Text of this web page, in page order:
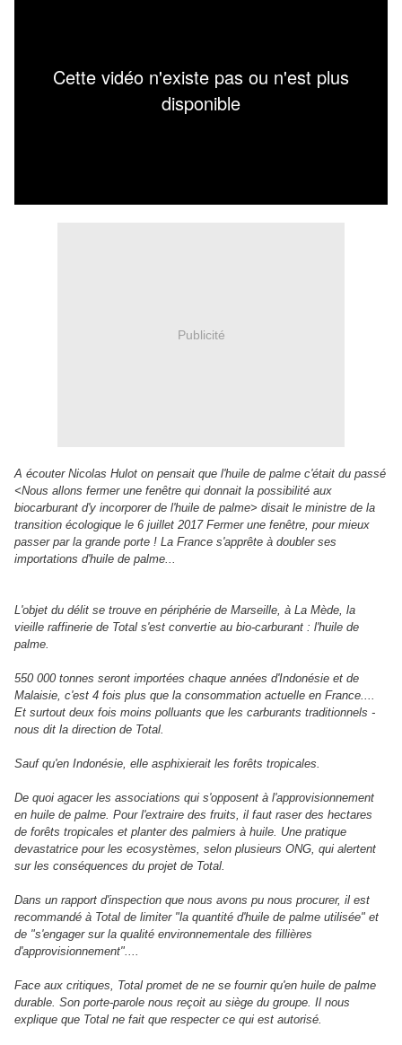
Publicité
A écouter Nicolas Hulot on pensait que l'huile de palme c'était du passé
<Nous allons fermer une fenêtre qui donnait la possibilité aux
biocarburant d'y incorporer de l'huile de palme> disait le ministre de la
transition écologique le 6 juillet 2017 Fermer une fenêtre, pour mieux
passer par la grande porte ! La France s'apprête à doubler ses
importations d'huile de palme...
L'objet du délit se trouve en périphérie de Marseille, à La Mède, la
vieille raffinerie de Total s'est convertie au bio-carburant : l'huile de
palme.
550 000 tonnes seront importées chaque années d'Indonésie et de
Malaisie, c'est 4 fois plus que la consommation actuelle en France....
Et surtout deux fois moins polluants que les carburants traditionnels -
nous dit la direction de Total.
Sauf qu'en Indonésie, elle asphixierait les forêts tropicales.
De quoi agacer les associations qui s'opposent à l'approvisionnement
en huile de palme. Pour l'extraire des fruits, il faut raser des hectares
de forêts tropicales et planter des palmiers à huile. Une pratique
devastatrice pour les ecosystèmes, selon plusieurs ONG, qui alertent
sur les conséquences du projet de Total.
Dans un rapport d'inspection que nous avons pu nous procurer, il est
recommandé à Total de limiter "la quantité d'huile de palme utilisée" et
de "s'engager sur la qualité environnementale des fillières
d'approvisionnement"....
Face aux critiques, Total promet de ne se fournir qu'en huile de palme
durable. Son porte-parole nous reçoit au siège du groupe. Il nous
explique que Total ne fait que respecter ce qui est autorisé.